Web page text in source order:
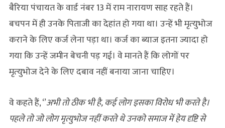
बैरिया पंचायत के वार्ड नंबर 13 में राम नारायण साह रहते हैं।
बचपन में ही उनके पिताजी का देहांत हो गया था। उन्‍हें भी मृत्‍युभोज
कराने के लिए कर्ज लेना पड़ा था। कर्ज का ब्याज इतना ज्यादा हो
गया कि उन्‍हें जमीन बेचनी पड़ गई। वे मानते हैं कि लोगों पर
मृत्‍युभोज देने के लिए दबाव नहीं बनाया जाना चाहिए।
वे कहते हैं, ‘’अभी तो ठीक भी है, कई लोग इसका विरोध भी करते है।
पहले तो जो लोग मृत्युभोज नहीं करते थे उनको समाज में हेय दृष्टि से